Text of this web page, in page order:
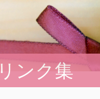
リンク集